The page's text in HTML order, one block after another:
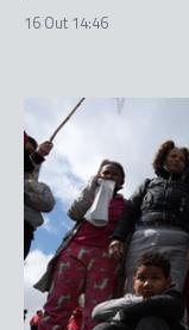
16 Out 14:46